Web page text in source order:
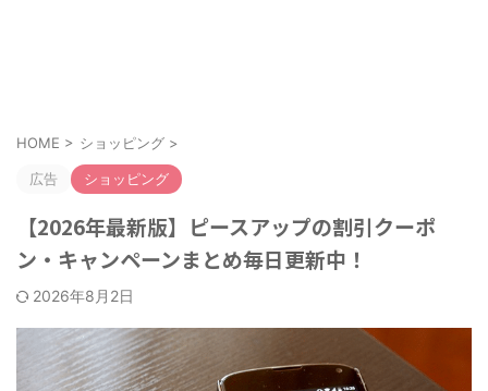
HOME > ショッピング >
広告 ショッピング
【2026年最新版】ピースアップの割引クーポ
ン・キャンペーンまとめ毎日更新中！
2026年8月2日